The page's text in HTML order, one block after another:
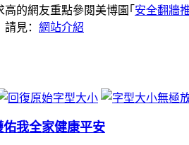
的網友重點參閱美博園｢ 安全翻牆
見： 網站介紹
我全家健康平安